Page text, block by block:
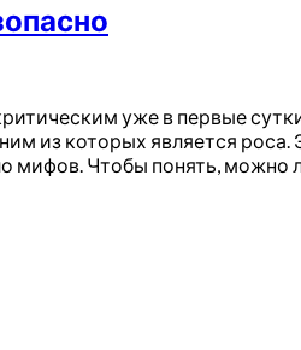
уже в первые
из которых является
мифов. Чтобы понять, можно